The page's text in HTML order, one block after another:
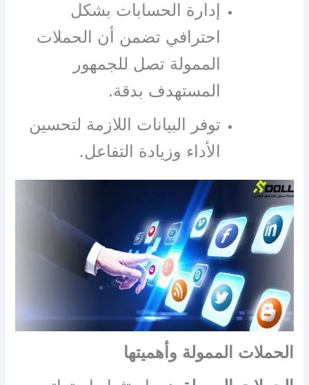
إدارة الحسابات بشكل
احترافي تضمن أن الحملات
الممولة تصل للجمهور
المستهدف بدقة.
توفر البيانات اللازمة لتحسين
الأداء وزيادة التفاعل.
الحملات الممولة وأهميتها